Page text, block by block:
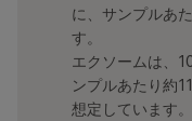
に、サンプルあ
す。
エクソームは、
ンプルあたり約
想定しています。